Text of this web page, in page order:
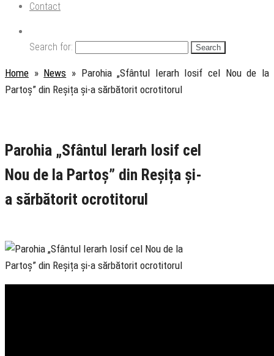
Contact
Search for:
Home » News » Parohia „Sfântul Ierarh Iosif cel Nou de la
Partoș” din Reșița și-a sărbătorit ocrotitorul
Parohia „Sfântul Ierarh Iosif cel
Nou de la Partoș” din Reșița și-
a sărbătorit ocrotitorul